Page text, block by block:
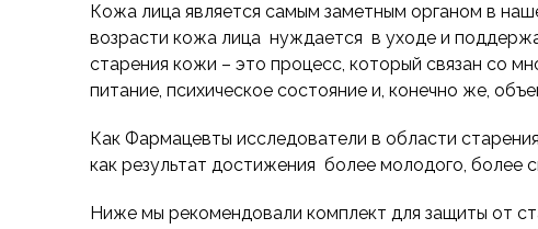
Кожа лица является самым заметным органом в
возрасти кожа лица нуждается в уходе и
старения кожи – это процесс, который связан со
питание, психическое состояние и, конечно же,
Как Фармацевты исследователи в области
как результат достижения более молодого, более
Ниже мы рекомендовали комплект для защиты от